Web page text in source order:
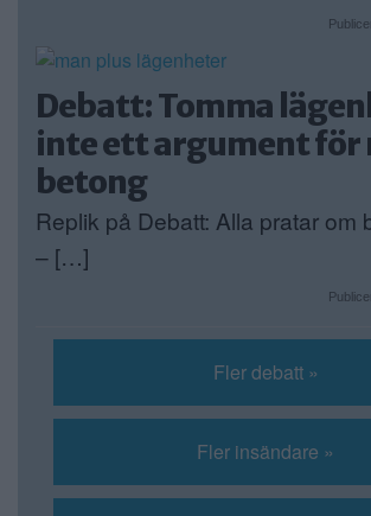
Debatt: Tomma
inte ett argument för
betong
Replik på Debatt: Alla pratar om
– […]
Fler debatt »
Fler insändare »